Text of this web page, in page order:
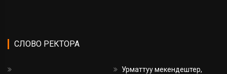
СЛОВО РЕКТОРА
Урматтуу мекендештер,